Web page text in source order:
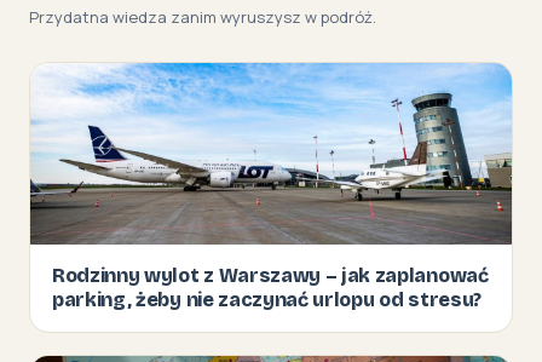
Przydatna wiedza zanim wyruszysz w podróż.
Rodzinny wylot z Warszawy – jak zaplanować
parking, żeby nie zaczynać urlopu od stresu?